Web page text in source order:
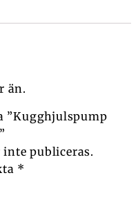
än.
”Kugghjulspump
publiceras.
*